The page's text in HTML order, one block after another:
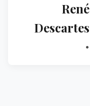
René
Descartes
•